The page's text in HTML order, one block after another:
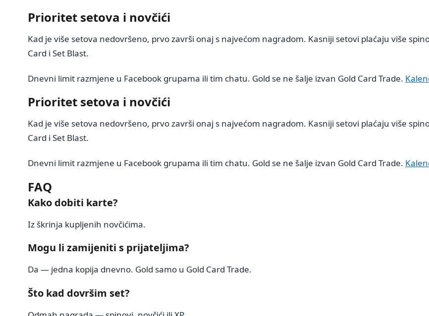
Prioritet setova i novčići
Kad je više setova nedovršeno, prvo završi onaj s najvećom nagradom. Kasniji setovi plaćaju više
Card i Set Blast.
Dnevni limit razmjene u Facebook grupama ili tim chatu. Gold se ne šalje izvan Gold Card Trade.
Prioritet setova i novčići
Kad je više setova nedovršeno, prvo završi onaj s najvećom nagradom. Kasniji setovi plaćaju više
Card i Set Blast.
Dnevni limit razmjene u Facebook grupama ili tim chatu. Gold se ne šalje izvan Gold Card Trade.
FAQ
Kako dobiti karte?
Iz škrinja kupljenih novčićima.
Mogu li zamijeniti s prijateljima?
Da — jedna kopija dnevno. Gold samo u Gold Card Trade.
Što kad dovršim set?